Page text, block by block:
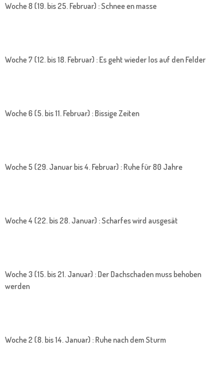
Woche 8 (19. bis 25. Februar) : Schnee en masse
Woche 7 (12. bis 18. Februar) : Es geht wieder los auf den Felder
Woche 6 (5. bis 11. Februar) : Bissige Zeiten
Woche 5 (29. Januar bis 4. Februar) : Ruhe für 80 Jahre
Woche 4 (22. bis 28. Januar) : Scharfes wird ausgesät
Woche 3 (15. bis 21. Januar) : Der Dachschaden muss behoben
werden
Woche 2 (8. bis 14. Januar) : Ruhe nach dem Sturm